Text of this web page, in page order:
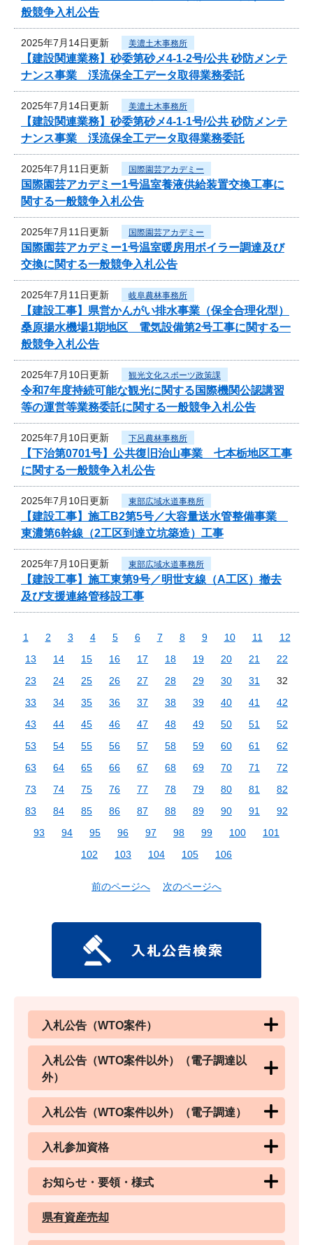
般競争入札公告
2025年7月14日更新 美濃土木事務所
【建設関連業務】砂委第砂メ4-1-2号/公共 砂防メンテ
ナンス事業 渓流保全工データ取得業務委託
2025年7月14日更新 美濃土木事務所
【建設関連業務】砂委第砂メ4-1-1号/公共 砂防メンテ
ナンス事業 渓流保全工データ取得業務委託
2025年7月11日更新 国際園芸アカデミー
国際園芸アカデミー1号温室養液供給装置交換工事に
関する一般競争入札公告
2025年7月11日更新 国際園芸アカデミー
国際園芸アカデミー1号温室暖房用ボイラー調達及び
交換に関する一般競争入札公告
2025年7月11日更新 岐阜農林事務所
【建設工事】県営かんがい排水事業（保全合理化型）
桑原揚水機場1期地区 電気設備第2号工事に関する一
般競争入札公告
2025年7月10日更新 観光文化スポーツ政策課
令和7年度持続可能な観光に関する国際機関公認講習
等の運営等業務委託に関する一般競争入札公告
2025年7月10日更新 下呂農林事務所
【下治第0701号】公共復旧治山事業 七本栃地区工事
に関する一般競争入札公告
2025年7月10日更新 東部広域水道事務所
【建設工事】施工B2第5号／大容量送水管整備事業
東濃第6幹線（2工区到達立坑築造）工事
2025年7月10日更新 東部広域水道事務所
【建設工事】施工東第9号／明世支線（A工区）撤去
及び支援連絡管移設工事
1 2 3 4 5 6 7 8 9 10 11
12
13
14 15 16 17 18 19 20 21
22
23
24 25 26 27 28 29 30 31
32
33
34 35 36 37 38 39 40 41
42
43
44 45 46 47 48 49 50 51
52
53
54 55 56 57 58 59 60 61
62
63
64 65 66 67 68 69 70 71
72
73
74 75 76 77 78 79 80 81
82
83
84 85 86 87 88 89 90 91
92
93
94 95 96 97 98 99 100
101
102
103 104 105 106
前のページへ 次のページへ
入札公告（WTO案件）
入札公告（WTO案件以外）（電子調達以
外）
入札公告（WTO案件以外）（電子調達）
入札参加資格
お知らせ・要領・様式
県有資産売却